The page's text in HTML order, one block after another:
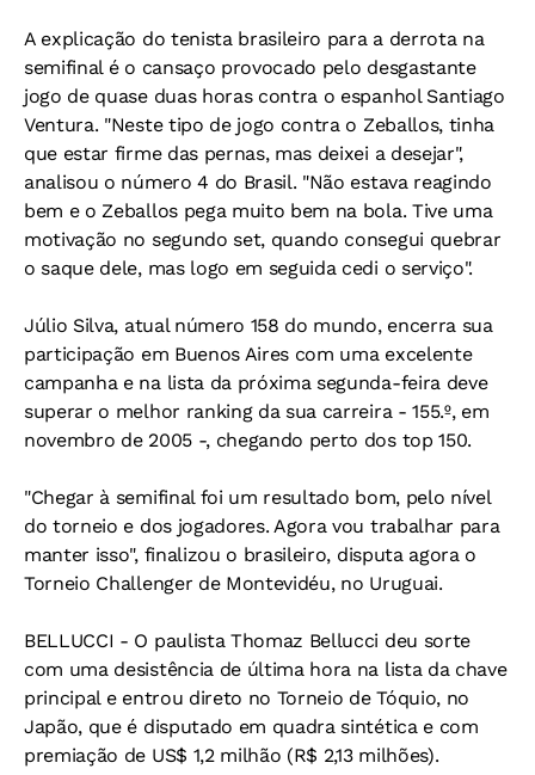
A explicação do tenista brasileiro para a derrota na
semifinal é o cansaço provocado pelo desgastante
jogo de quase duas horas contra o espanhol Santiago
Ventura. "Neste tipo de jogo contra o Zeballos, tinha
que estar firme das pernas, mas deixei a desejar",
analisou o número 4 do Brasil. "Não estava reagindo
bem e o Zeballos pega muito bem na bola. Tive uma
motivação no segundo set, quando consegui quebrar
o saque dele, mas logo em seguida cedi o serviço".
Júlio Silva, atual número 158 do mundo, encerra sua
participação em Buenos Aires com uma excelente
campanha e na lista da próxima segunda-feira deve
superar o melhor ranking da sua carreira - 155.º, em
novembro de 2005 -, chegando perto dos top 150.
"Chegar à semifinal foi um resultado bom, pelo nível
do torneio e dos jogadores. Agora vou trabalhar para
manter isso", finalizou o brasileiro, disputa agora o
Torneio Challenger de Montevidéu, no Uruguai.
BELLUCCI - O paulista Thomaz Bellucci deu sorte
com uma desistência de última hora na lista da chave
principal e entrou direto no Torneio de Tóquio, no
Japão, que é disputado em quadra sintética e com
premiação de US$ 1,2 milhão (R$ 2,13 milhões).